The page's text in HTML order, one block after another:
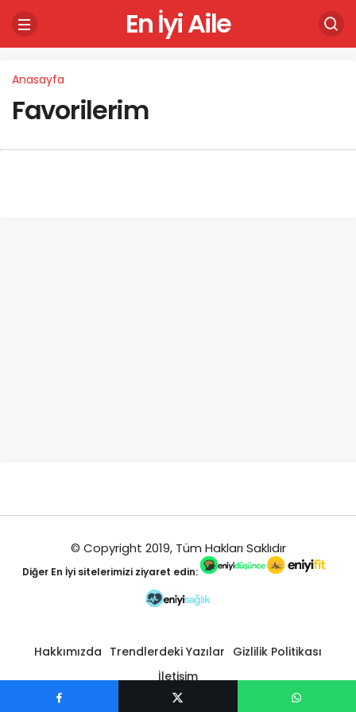
En İyi Aile
Anasayfa
Favorilerim
© Copyright 2019, Tüm Hakları Saklıdır
Diğer En İyi sitelerimizi ziyaret edin:
Hakkımızda Trendlerdeki Yazılar Gizlilik Politikası
İletişim